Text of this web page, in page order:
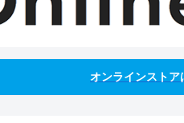
オンラインストア